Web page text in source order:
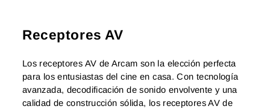
Receptores AV
Los receptores AV de Arcam son la elección perfecta
para los entusiastas del cine en casa. Con tecnología
avanzada, decodificación de sonido envolvente y una
calidad de construcción sólida, los receptores AV de